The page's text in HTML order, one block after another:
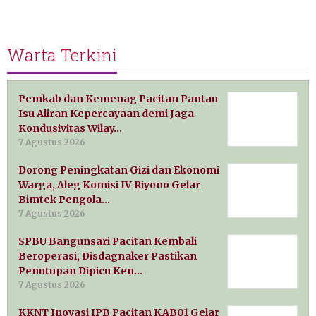
Warta Terkini
Pemkab dan Kemenag Pacitan Pantau
Isu Aliran Kepercayaan demi Jaga
Kondusivitas Wilay…
7 Agustus 2026
Dorong Peningkatan Gizi dan Ekonomi
Warga, Aleg Komisi IV Riyono Gelar
Bimtek Pengola…
7 Agustus 2026
SPBU Bangunsari Pacitan Kembali
Beroperasi, Disdagnaker Pastikan
Penutupan Dipicu Ken…
7 Agustus 2026
KKNT Inovasi IPB Pacitan KAB01 Gelar